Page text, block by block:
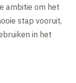
ambitie om het
stap vooruit,
in het